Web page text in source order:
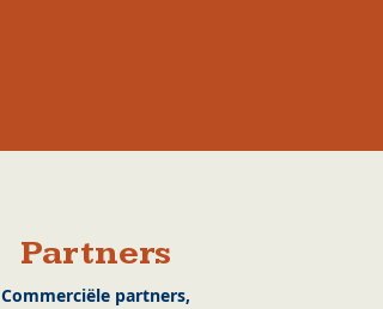
Partners
Commerciële partners,